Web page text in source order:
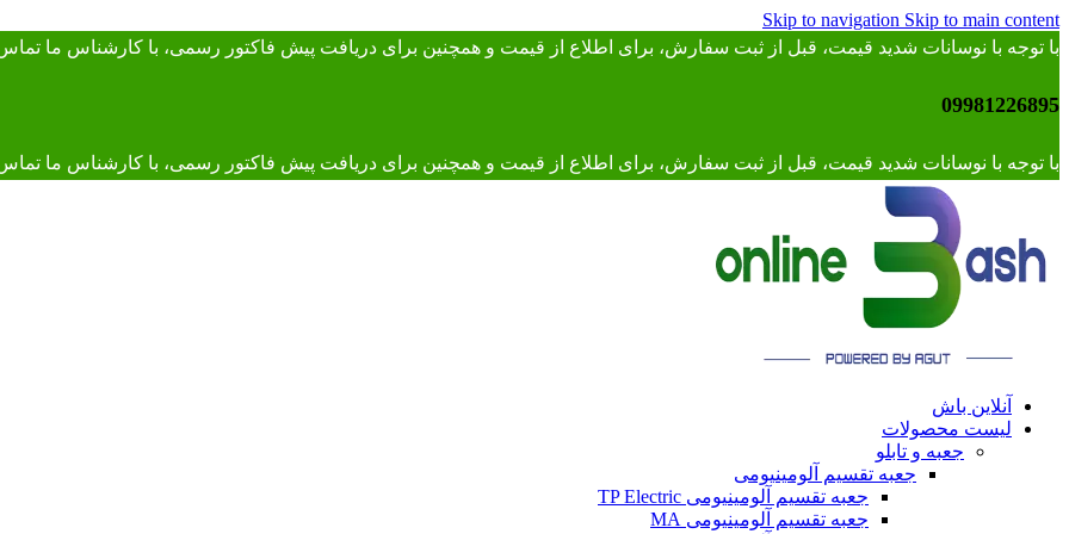
Skip to navigation Skip to main content
با توجه با نوسانات شدید قیمت، قبل از ثبت سفارش، برای اطلاع از قیمت و همچنین برای دریافت پیش فاکتور رسمی، با کارشناس ما تماس
09981226895
با توجه با نوسانات شدید قیمت، قبل از ثبت سفارش، برای اطلاع از قیمت و همچنین برای دریافت پیش فاکتور رسمی، با کارشناس ما تماس بگیرید.
آنلاین باش
لیست محصولات
جعبه و تابلو
جعبه تقسیم آلومینیومی
جعبه تقسیم آلومینیومی TP Electric
جعبه تقسیم آلومینیومی MA